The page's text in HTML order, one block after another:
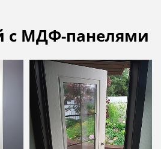
с МДФ-панелями